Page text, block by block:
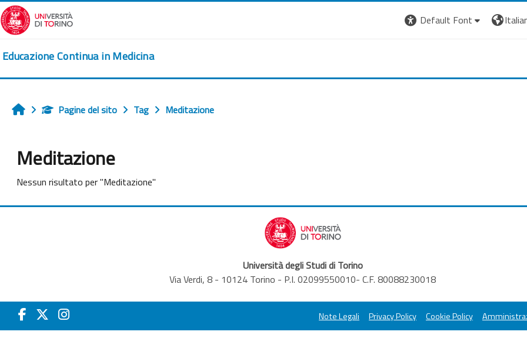
Vai al contenuto principale
Default Font
Educazione Continua in Medicina
HomePagine del sito Tag Meditazione
Meditazione
Nessun risultato per "Meditazione"
Università degli Studi di Torino
Via Verdi, 8 - 10124 Torino - P.I. 02099550010- C.F. 80088230018
Note Legali Privacy Policy Cookie Policy